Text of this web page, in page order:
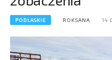
PODLASKIE ROKSANA 14